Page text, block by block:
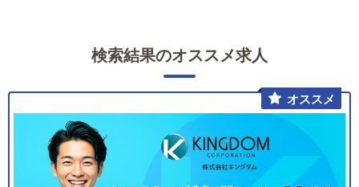
検索結果のオススメ求人